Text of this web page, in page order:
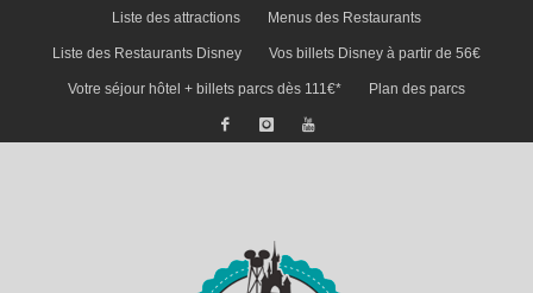
Liste des attractions Menus des Restaurants
Liste des Restaurants Disney Vos billets Disney à partir de 56€
Votre séjour hôtel + billets parcs dès 111€* Plan des parcs